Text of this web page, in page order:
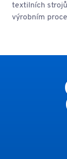
textilních
výrobním